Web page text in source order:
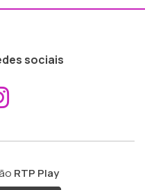
sociais
ao
RTP Play